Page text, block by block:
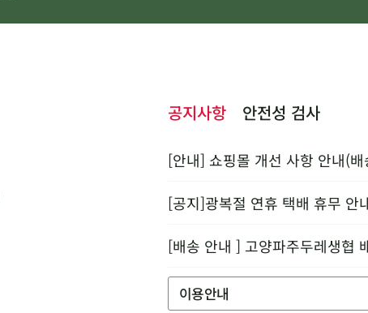
공지사항 안전성 검사
[안내] 쇼핑몰 개선 사항 안내(
[공지]광복절 연휴 택배 휴무 안
[배송 안내 ] 고양파주두레생협
이용안내